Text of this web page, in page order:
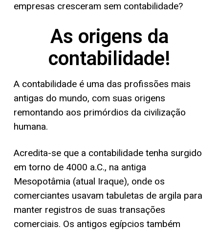
empresas cresceram sem contabilidade?
As origens da
contabilidade!
A contabilidade é uma das profissões mais
antigas do mundo, com suas origens
remontando aos primórdios da civilização
humana.
Acredita-se que a contabilidade tenha surgido
em torno de 4000 a.C., na antiga
Mesopotâmia (atual Iraque), onde os
comerciantes usavam tabuletas de argila para
manter registros de suas transações
comerciais. Os antigos egípcios também